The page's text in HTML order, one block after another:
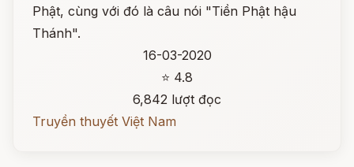
Phật, cùng với đó là câu nói "Tiền Phật hậu
Thánh".
16-03-2020
⭐ 4.8
6,842 lượt đọc
Truyền thuyết Việt Nam